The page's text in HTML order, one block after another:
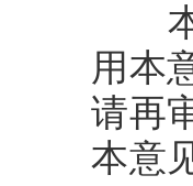
用本
请再
本意